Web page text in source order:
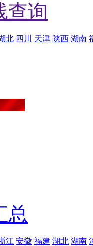
查询
北 四川 天津 陕西 湖南
总
江 安徽 福建 湖北 湖南